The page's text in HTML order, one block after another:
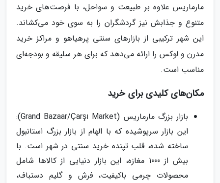
مارماریس علاوه بر طبیعت و سواحل، با فرصت‌های خرید
متنوع و جذابش نیز گردشگران را به سوی خود می‌کشاند.
این شهر ترکیبی از بازارهای سنتی پرهیاهو و مراکز خرید
مدرن و لوکس را ارائه می‌دهد که برای هر سلیقه و بودجه‌ای
مناسب است.
مکان‌های کلیدی برای خرید
بازار بزرگ مارماریس (Grand Bazaar/Çarşı Market):
این بازار سرپوشیده که با الهام از بازار بزرگ استانبول
ساخته شده، قلب تپنده خرید سنتی در شهر است. با
بیش از 1000 مغازه، این بازار دنیایی از کالاها شامل
محصولات چرمی باکیفیت، فرش و گلیم دستباف،